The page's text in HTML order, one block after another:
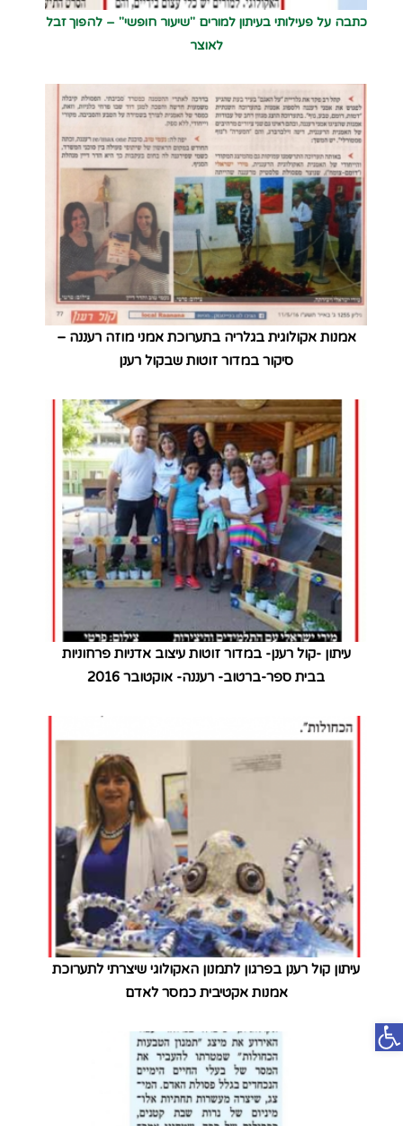
פתח סרגל נגישות
כתבה על פעילותי בעיתון למורים "שיעור חופשי" – להפוך זבל
לאוצר
אמנות אקולוגית בגלריה בתערוכת אמני מוזה רעננה –
סיקור במדור זוטות שבקול רענן
עיתון -קול רענן- במדור זוטות עיצוב אדניות פרחוניות
בבית ספר-ברטוב- רעננה- אוקטובר 2016
עיתון קול רענן בפרגון לתמנון האקולוגי שיצרתי לתערוכת
אמנות אקטיבית כמסר לאדם